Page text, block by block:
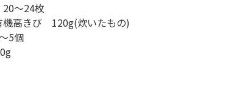
〜24枚
機高きび 120g(炊いたもの)
5個